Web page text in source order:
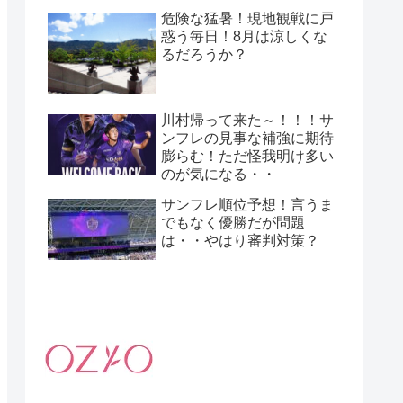
危険な猛暑！現地観戦に戸
惑う毎日！8月は涼しくな
るだろうか？
川村帰って来た～！！！サ
ンフレの見事な補強に期待
膨らむ！ただ怪我明け多い
のが気になる・・
サンフレ順位予想！言うま
でもなく優勝だが問題
は・・やはり審判対策？